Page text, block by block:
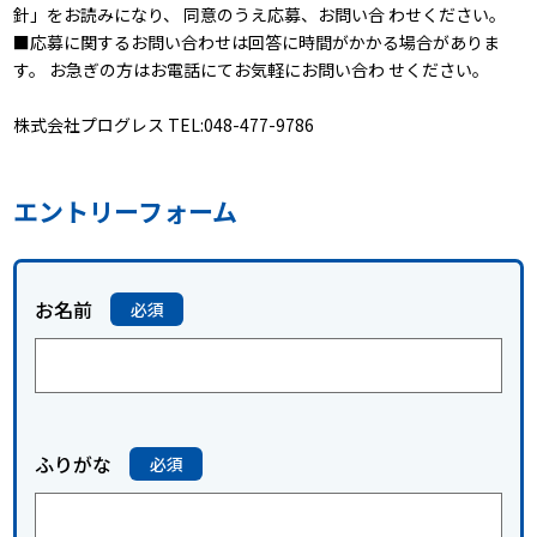
針」をお読みになり、 同意のうえ応募、お問い合 わせください。
■応募に関するお問い合わせは回答に時間がかかる場合がありま
す。 お急ぎの方はお電話にてお気軽にお問い合わ せください。
株式会社プログレス TEL:048-477-9786
エントリーフォーム
お名前
ふりがな